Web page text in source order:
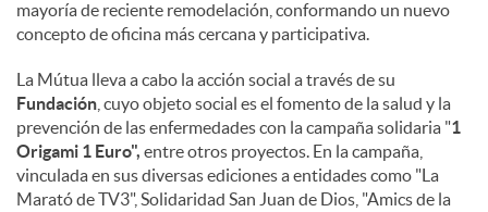
mayoría de reciente remodelación, conformando un nuevo
concepto de oficina más cercana y participativa.
La Mútua lleva a cabo la acción social a través de su
Fundación , cuyo objeto social es el fomento de la salud y la
prevención de las enfermedades con la campaña solidaria "1
Origami 1 Euro", entre otros proyectos. En la campaña,
vinculada en sus diversas ediciones a entidades como "La
Marató de TV3", Solidaridad San Juan de Dios, "Amics de la